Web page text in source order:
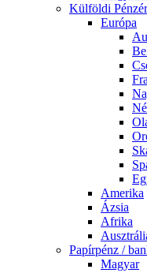
Külföldi
Európa
Amerika
Ázsia
Afrika
Papírpénz /
Magyar